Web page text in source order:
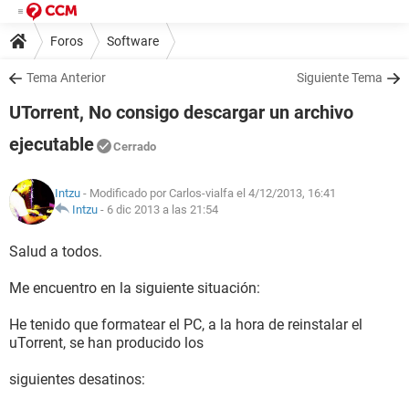
Foros Software
Tema Anterior Siguiente Tema
UTorrent, No consigo descargar un archivo
ejecutable
Cerrado
Intzu - Modificado por Carlos-vialfa el 4/12/2013, 16:41
Intzu - 6 dic 2013 a las 21:54
Salud a todos.
Me encuentro en la siguiente situación:
He tenido que formatear el PC, a la hora de reinstalar el
uTorrent, se han producido los
siguientes desatinos: